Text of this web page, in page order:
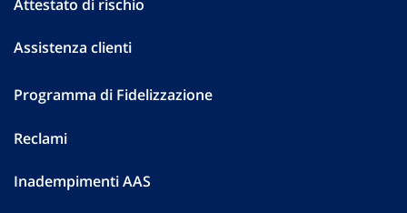
Attestato di rischio
Assistenza clienti
Programma di Fidelizzazione
Reclami
Inadempimenti AAS